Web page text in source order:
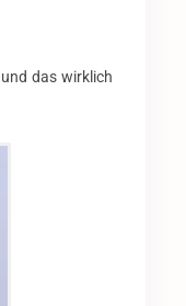
das wirklich